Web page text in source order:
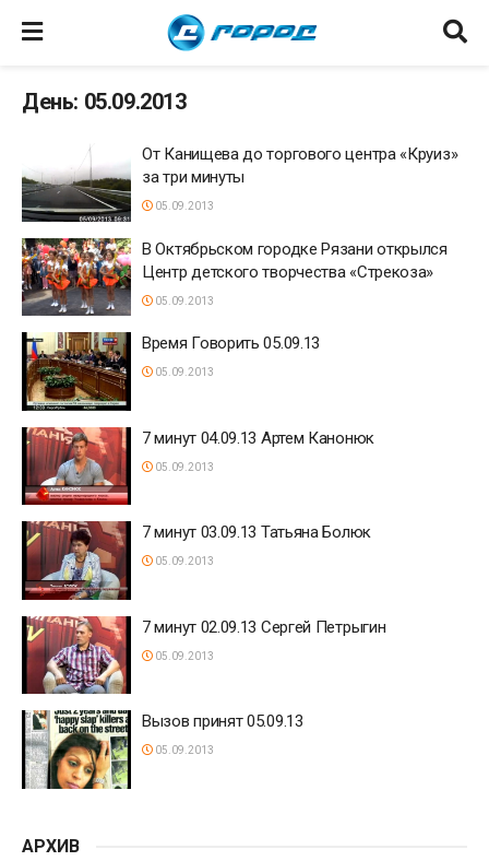
День: 05.09.2013
От Канищева до торгового центра «Круиз»
за три минуты
05.09.2013
В Октябрьском городке Рязани открылся
Центр детского творчества «Стрекоза»
05.09.2013
Время Говорить 05.09.13
05.09.2013
7 минут 04.09.13 Артем Канонюк
05.09.2013
7 минут 03.09.13 Татьяна Болюк
05.09.2013
7 минут 02.09.13 Сергей Петрыгин
05.09.2013
Вызов принят 05.09.13
05.09.2013
АРХИВ